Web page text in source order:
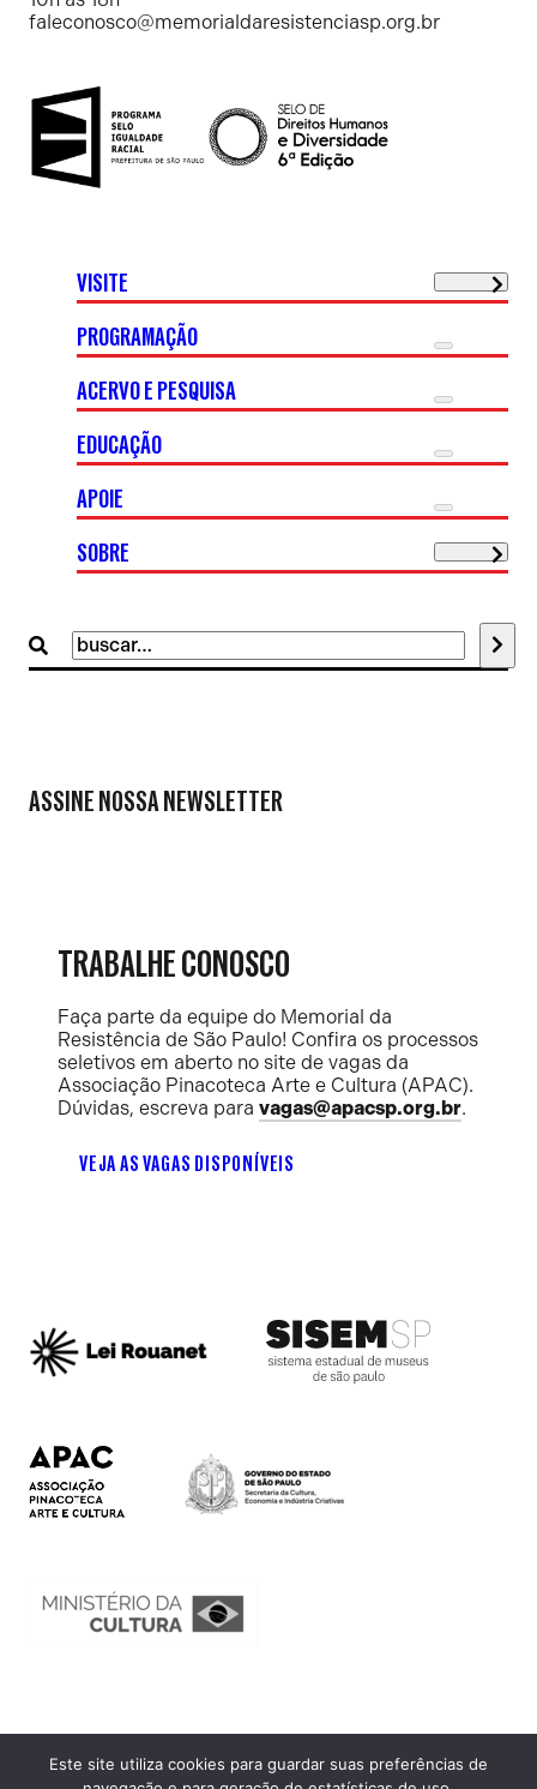
faleconosco@memorialdaresistenciasp.org.br
Buscar
por:
VISITE
PROGRAMAÇÃO
ACERVO E PESQUISA
EDUCAÇÃO
APOIE
SOBRE
ASSINE NOSSA NEWSLETTER
TRABALHE CONOSCO
Faça parte da equipe do Memorial da
Resistência de São Paulo! Confira os processos
seletivos em aberto no site de vagas da
Associação Pinacoteca Arte e Cultura (APAC).
Dúvidas, escreva para vagas@apacsp.org.br.
VEJA AS VAGAS DISPONÍVEIS
Ouvidoria
Este site utiliza cookies para guardar suas preferências de